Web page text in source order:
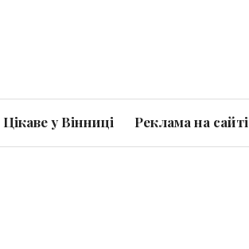
Цікаве у Вінниці Реклама на сайті